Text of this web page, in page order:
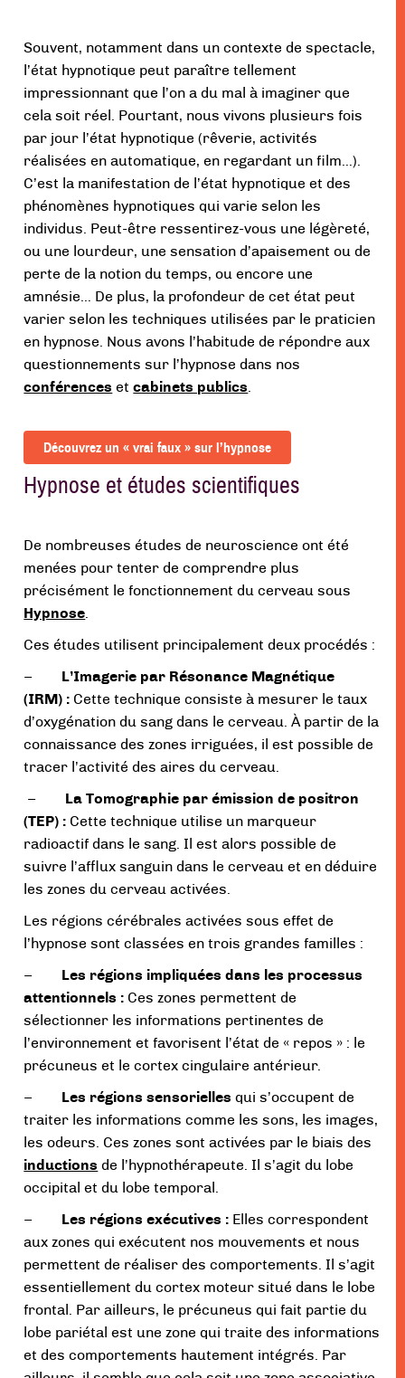
Souvent, notamment dans un contexte de spectacle,
l’état hypnotique peut paraître tellement
impressionnant que l’on a du mal à imaginer que
cela soit réel. Pourtant, nous vivons plusieurs fois
par jour l’état hypnotique (rêverie, activités
réalisées en automatique, en regardant un film…).
C’est la manifestation de l’état hypnotique et des
phénomènes hypnotiques qui varie selon les
individus. Peut-être ressentirez-vous une légèreté,
ou une lourdeur, une sensation d’apaisement ou de
perte de la notion du temps, ou encore une
amnésie… De plus, la profondeur de cet état peut
varier selon les techniques utilisées par le praticien
en hypnose. Nous avons l’habitude de répondre aux
questionnements sur l’hypnose dans nos
conférences etcabinets publics
Découvrez un « vrai faux » sur l’hypnose
Hypnose et études scientifiques
De nombreuses études de neuroscience ont été
menées pour tenter de comprendre plus
précisément le fonctionnement du cerveau sous
Hypnose
Ces études utilisent principalement deux procédés :
–
L’Imagerie par Résonance Magnétique
(IRM) : Cette technique consiste à mesurer le taux
d’oxygénation du sang dans le cerveau. À partir de la
connaissance des zones irriguées, il est possible de
tracer l’activité des aires du cerveau.
–
La Tomographie par émission de positron
(TEP) : Cette technique utilise un marqueur
radioactif dans le sang. Il est alors possible de
suivre l’afflux sanguin dans le cerveau et en déduire
les zones du cerveau activées.
Les régions cérébrales activées sous effet de
l’hypnose sont classées en trois grandes familles :
–
Les régions impliquées dans les processus
attentionnels : Ces zones permettent de
sélectionner les informations pertinentes de
l’environnement et favorisent l’état de « repos » : le
précuneus et le cortex cingulaire antérieur.
– Les régions sensorielles qui s’occupent de
traiter les informations comme les sons, les images,
les odeurs. Ces zones sont activées par le biais des
inductions de l’hypnothérapeute. Il s’agit du lobe
occipital et du lobe temporal.
– Les régions exécutives : Elles correspondent
aux zones qui exécutent nos mouvements et nous
permettent de réaliser des comportements. Il s’agit
essentiellement du cortex moteur situé dans le lobe
frontal. Par ailleurs, le précuneus qui fait partie du
lobe pariétal est une zone qui traite des informations
et des comportements hautement intégrés. Par